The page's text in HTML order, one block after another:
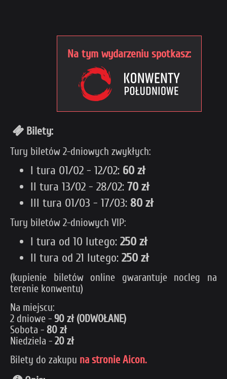
Na tym wydarzeniu spotkasz:
Bilety:
Tury biletów 2-dniowych zwykłych:
I tura 01/02 - 12/02: 60 zł
II tura 13/02 - 28/02: 70 zł
III tura 01/03 - 17/03: 80 zł
Tury biletów 2-dniowych VIP:
I tura od 10 lutego: 250 zł
II tura od 21 lutego: 250 zł
(kupienie biletów online gwarantuje nocleg na
terenie konwentu)
Na miejscu:
2 dniowe - 90 zł (ODWOŁANE)
Sobota - 80 zł
Niedziela - 20 zł
Bilety do zakupu na stronie Aicon.